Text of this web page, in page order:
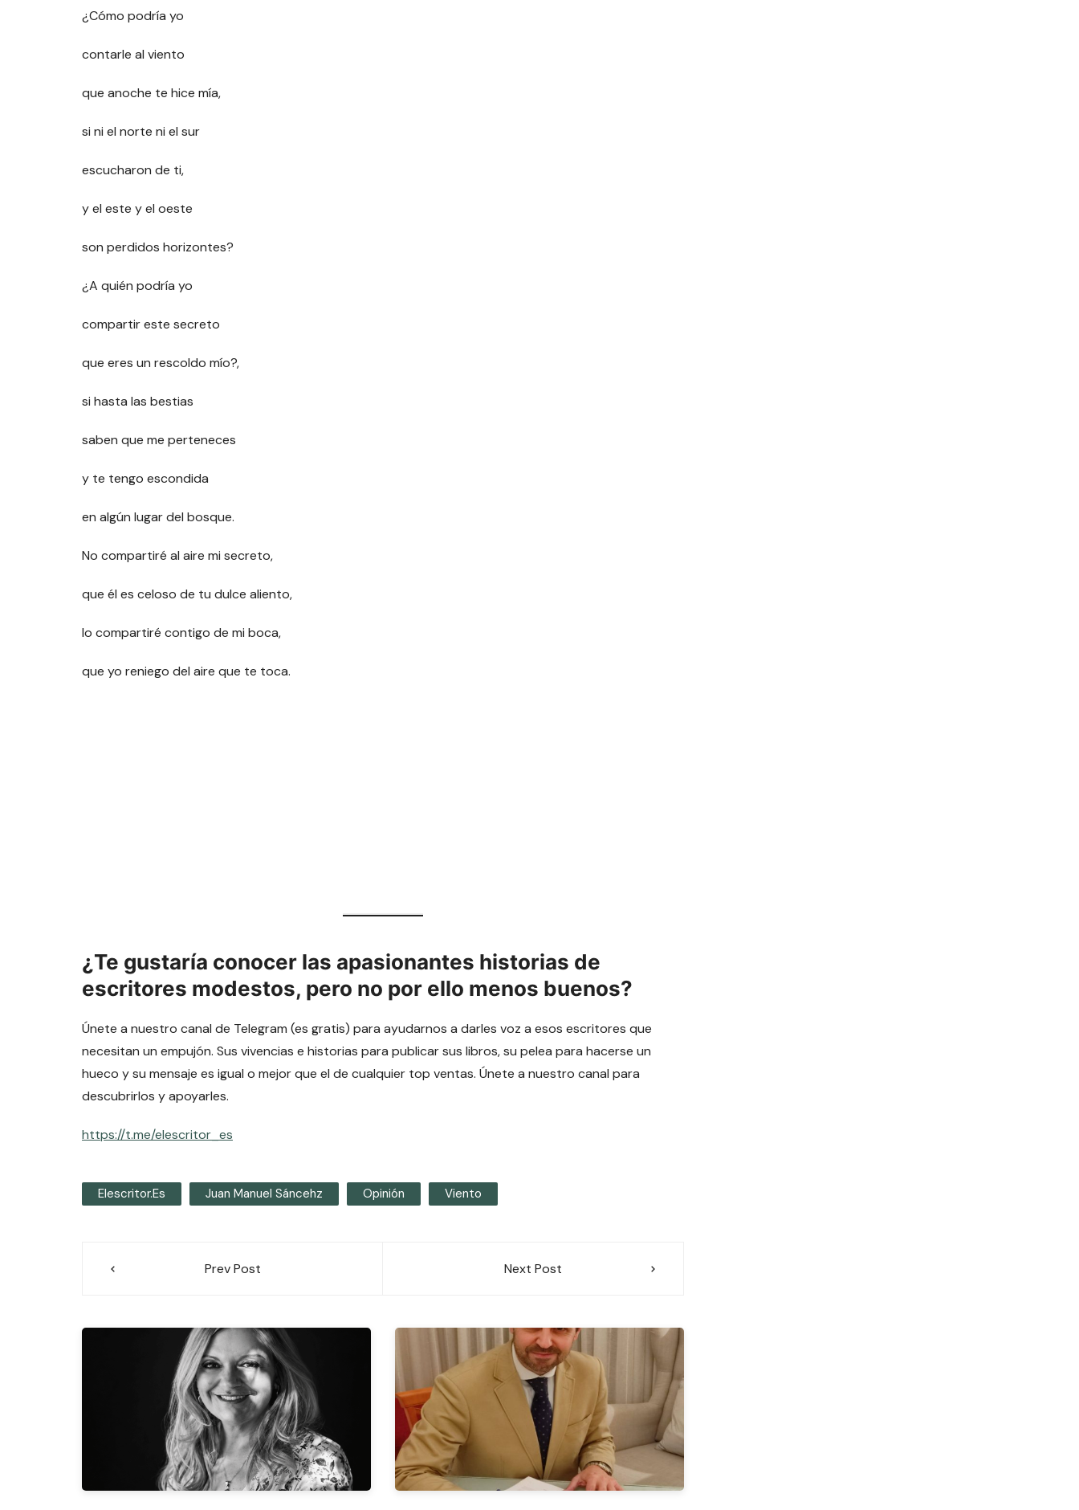
¿Cómo podría yo
contarle al viento
que anoche te hice mía,
si ni el norte ni el sur
escucharon de ti,
y el este y el oeste
son perdidos horizontes?
¿A quién podría yo
compartir este secreto
que eres un rescoldo mío?,
si hasta las bestias
saben que me perteneces
y te tengo escondida
en algún lugar del bosque.
No compartiré al aire mi secreto,
que él es celoso de tu dulce aliento,
lo compartiré contigo de mi boca,
que yo reniego del aire que te toca.
¿Te gustaría conocer las apasionantes historias de
escritores modestos, pero no por ello menos buenos?
Únete a nuestro canal de Telegram (es gratis) para ayudarnos a darles voz a esos escritores que
necesitan un empujón. Sus vivencias e historias para publicar sus libros, su pelea para hacerse un
hueco y su mensaje es igual o mejor que el de cualquier top ventas. Únete a nuestro canal para
descubrirlos y apoyarles.
https://t.me/elescritor_es
Elescritor.es Juan Manuel Sáncehz Opinión Viento
NavegaciónPrev Post Next Post